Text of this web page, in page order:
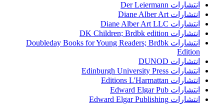
انتشارات Der Leiermann
انتشارات Diane Alber Art
انتشارات Diane Alber Art LLC
انتشارات DK Children; Brdbk edition
انتشارات Doubleday Books for Young Readers; Brdbk
Edition
انتشارات DUNOD
انتشارات Edinburgh University Press
انتشارات Editions L'Harmattan
انتشارات Edward Elgar Pub
انتشارات Edward Elgar Publishing